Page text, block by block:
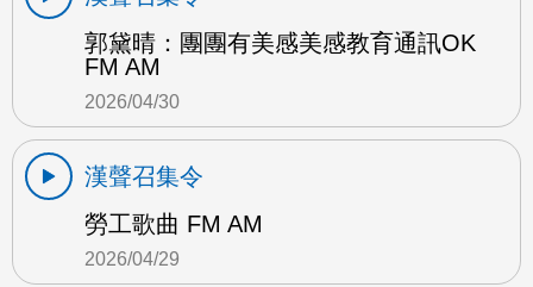
郭黛晴：團團有美感美感教育通訊OK
FM AM
2026/04/30
漢聲召集令
勞工歌曲 FM AM
2026/04/29